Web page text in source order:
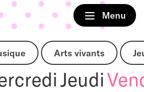
Arts vivants
Jeudi